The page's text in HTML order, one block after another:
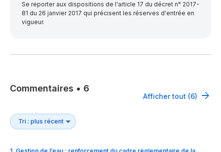
Se reporter aux dispositions de l'article 17 du décret n° 2017-
81 du 26 janvier 2017 qui précisent les réserves d'entrée en
vigueur.
Commentaires • 6
Afficher tout (6)